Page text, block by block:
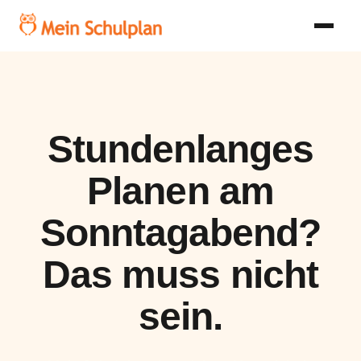
Stundenlanges
Planen am
Sonntagabend?
Das muss nicht
sein.